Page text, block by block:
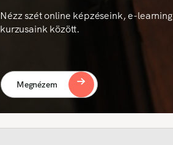
Nézz szét online képzéseink, e-learning
kurzusaink között.
Megnézem